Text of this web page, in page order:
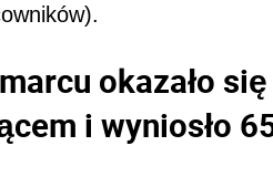
okazało
i wyniosło